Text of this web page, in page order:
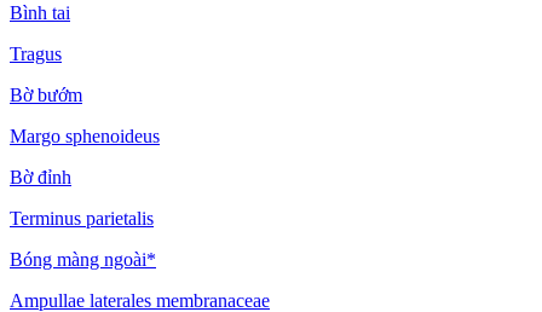
Bình tai
Tragus
Bờ bướm
Margo sphenoideus
Bờ đỉnh
Terminus parietalis
Bóng màng ngoài*
Ampullae laterales membranaceae